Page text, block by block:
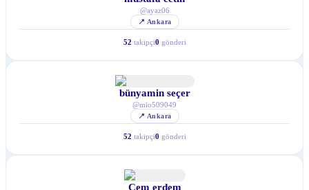
@ayaz06
📍 Ankara
52 takipçi0 gönderi
bünyamin seçer
@mio509049
📍 Ankara
52 takipçi0 gönderi
Cem erdem